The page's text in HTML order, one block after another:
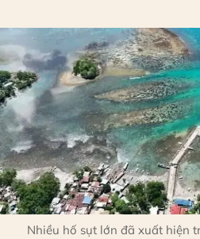
Nhiều hố sụt lớn đã xuất hiện